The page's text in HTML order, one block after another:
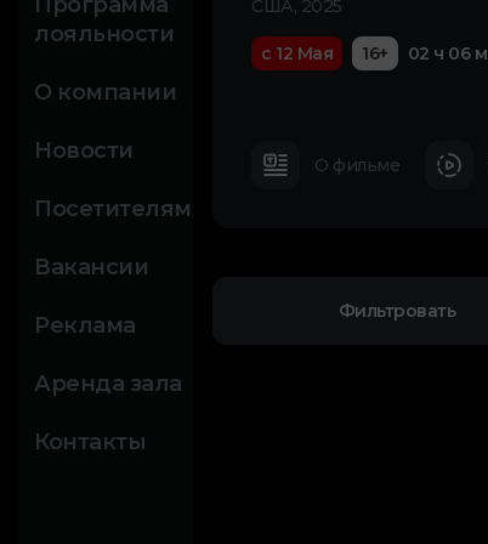
лояльности
О компании
Новости
Посетителям
Вакансии
Реклама
Аренда зала
Контакты
США, 2025
с 12 Мая 16+ 02 ч 06 м
О фильме
Фильтровать